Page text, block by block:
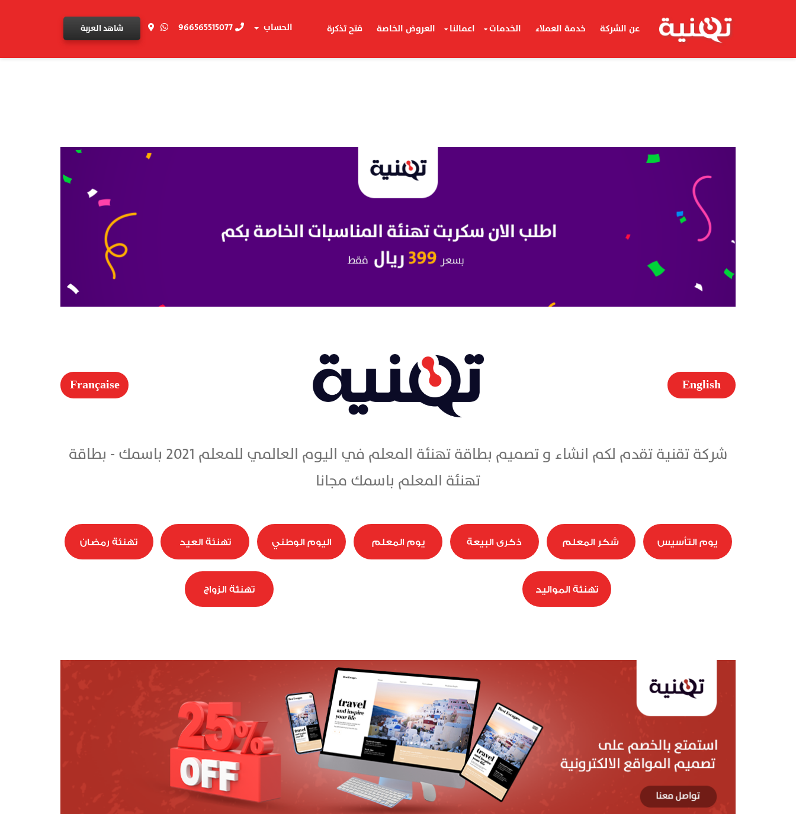
الحساب 966565515077 شاهد العربة عن الشركة خدمة العملاء الخدمات اعمالنا العروض الخاصة فتح تذكرة
English
Française
شركة تقنية تقدم لكم انشاء و تصميم بطاقة تهنئة المعلم في اليوم العالمي للمعلم 2021 باسمك - بطاقة
تهنئة المعلم باسمك مجانا
يوم التأسيس شكر المعلم ذكرى البيعة يوم المعلم اليوم الوطني تهنئة العيد تهنئة رمضان
تهنئة المواليد تهنئة الزواج